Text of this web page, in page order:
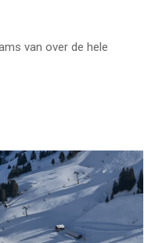
van over de hele